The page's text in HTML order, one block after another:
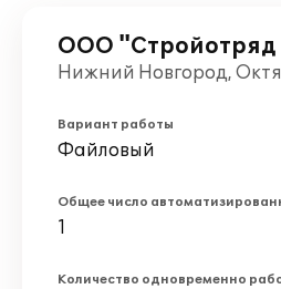
ООО "Стройотряд
Нижний Новгород,
Вариант работы
Файловый
Общее число
1
Количество одновременно